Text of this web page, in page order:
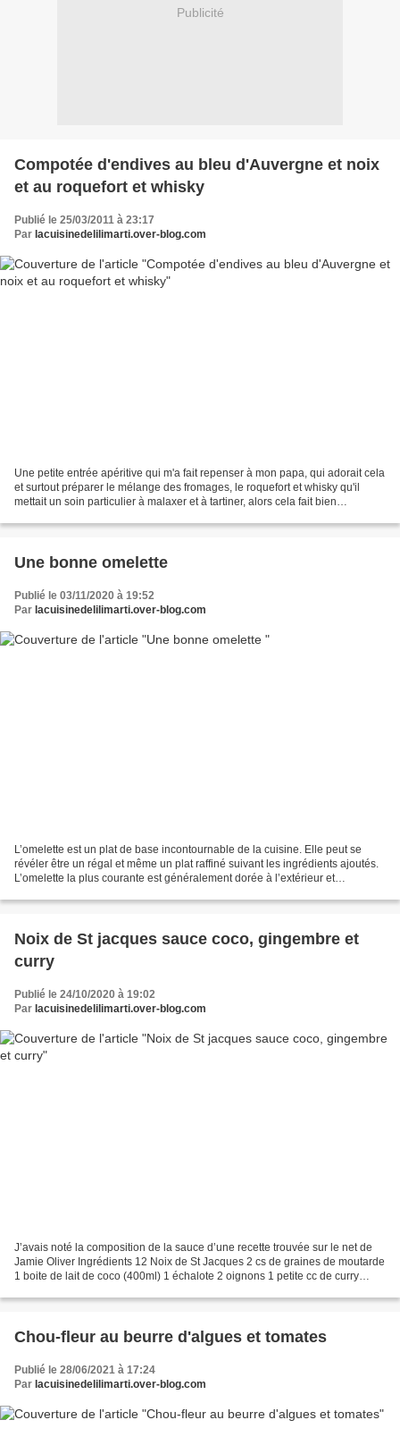
Publicité
Compotée d'endives au bleu d'Auvergne et noix
et au roquefort et whisky
Publié le 25/03/2011 à 23:17
Par lacuisinedelilimarti.over-blog.com
Une petite entrée apéritive qui m'a fait repenser à mon papa, qui adorait cela
et surtout préparer le mélange des fromages, le roquefort et whisky qu'il
mettait un soin particulier à malaxer et à tartiner, alors cela fait bien
Une bonne omelette
Publié le 03/11/2020 à 19:52
Par lacuisinedelilimarti.over-blog.com
L’omelette est un plat de base incontournable de la cuisine. Elle peut se
révéler être un régal et même un plat raffiné suivant les ingrédients ajoutés.
L’omelette la plus courante est généralement dorée à l’extérieur et
Noix de St jacques sauce coco, gingembre et
curry
Publié le 24/10/2020 à 19:02
Par lacuisinedelilimarti.over-blog.com
J’avais noté la composition de la sauce d’une recette trouvée sur le net de
Jamie Oliver Ingrédients 12 Noix de St Jacques 2 cs de graines de moutarde
1 boite de lait de coco (400ml) 1 échalote 2 oignons 1 petite cc de curry
Chou-fleur au beurre d'algues et tomates
Publié le 28/06/2021 à 17:24
Par lacuisinedelilimarti.over-blog.com